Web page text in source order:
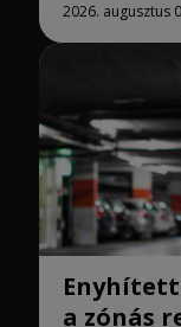
2026. augusztus
a zónás